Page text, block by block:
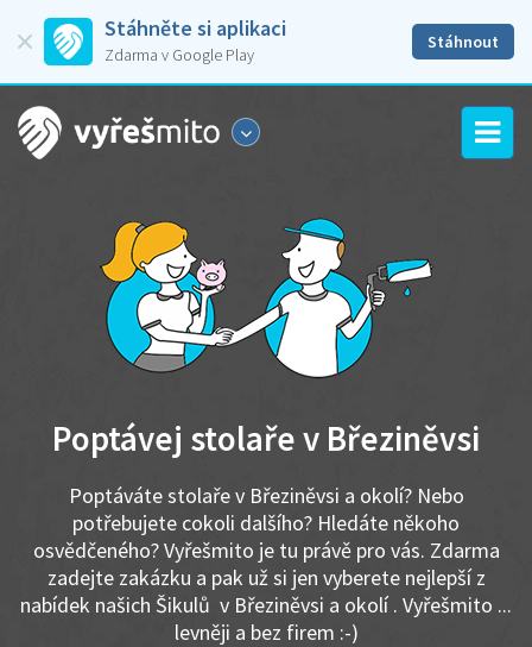
Stáhněte si aplikaci
Zdarma v Google Play
Stáhnout
Poptávej stolaře v Březiněvsi
Poptáváte stolaře v Březiněvsi a okolí? Nebo
potřebujete cokoli dalšího? Hledáte někoho
osvědčeného? Vyřešmito je tu právě pro vás. Zdarma
zadejte zakázku a pak už si jen vyberete nejlepší z
nabídek našich Šikulů v Březiněvsi a okolí . Vyřešmito ...
levněji a bez firem :-)